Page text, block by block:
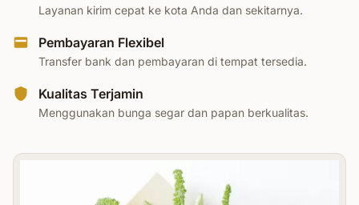
Layanan kirim cepat ke kota Anda dan sekitarnya.
Pembayaran Flexibel
Transfer bank dan pembayaran di tempat tersedia.
Kualitas Terjamin
Menggunakan bunga segar dan papan berkualitas.